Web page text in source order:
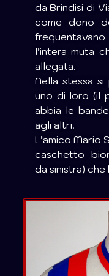
da Brindisi di
come dono
l’intera muta
allegata.
Nella stessa
uno di loro (il
abbia le
agli altri.
L’amico Mario
caschetto
da sinistra)